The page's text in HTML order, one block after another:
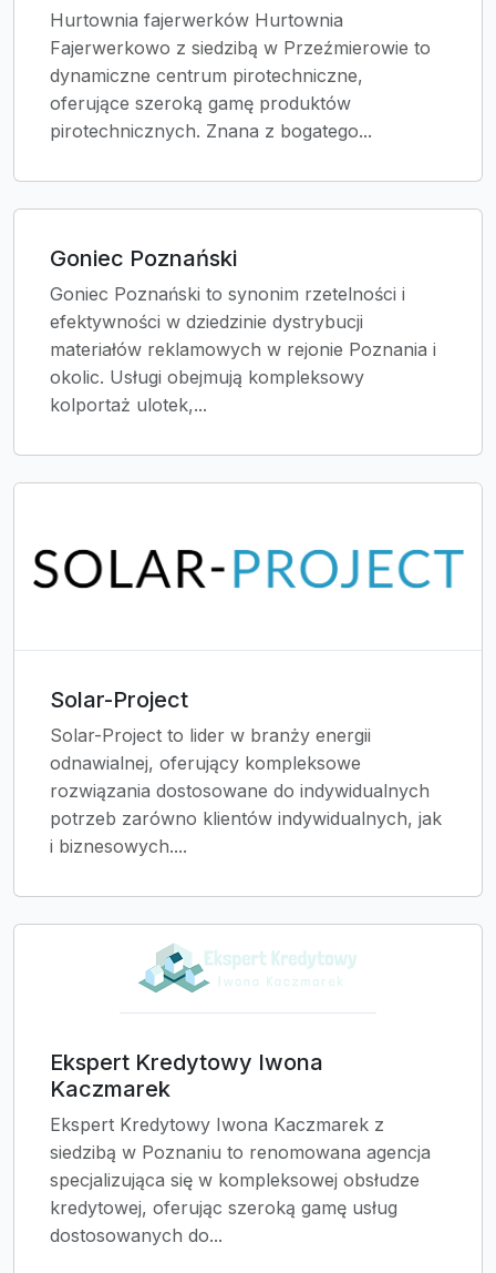
Hurtownia fajerwerków Hurtownia
Fajerwerkowo z siedzibą w Przeźmierowie to
dynamiczne centrum pirotechniczne,
oferujące szeroką gamę produktów
pirotechnicznych. Znana z bogatego...
Goniec Poznański
Goniec Poznański to synonim rzetelności i
efektywności w dziedzinie dystrybucji
materiałów reklamowych w rejonie Poznania i
okolic. Usługi obejmują kompleksowy
kolportaż ulotek,...
Solar-Project
Solar-Project to lider w branży energii
odnawialnej, oferujący kompleksowe
rozwiązania dostosowane do indywidualnych
potrzeb zarówno klientów indywidualnych, jak
i biznesowych....
Ekspert Kredytowy Iwona
Kaczmarek
Ekspert Kredytowy Iwona Kaczmarek z
siedzibą w Poznaniu to renomowana agencja
specjalizująca się w kompleksowej obsłudze
kredytowej, oferując szeroką gamę usług
dostosowanych do...